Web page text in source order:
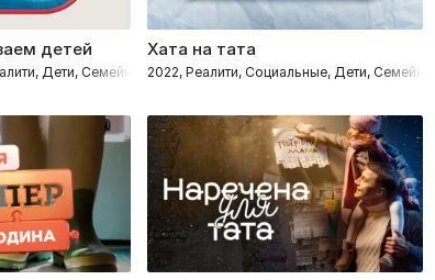
детей
Дети, Семейные
Хата на тата
2022, Реалити, Социальные, Дети, Семейные